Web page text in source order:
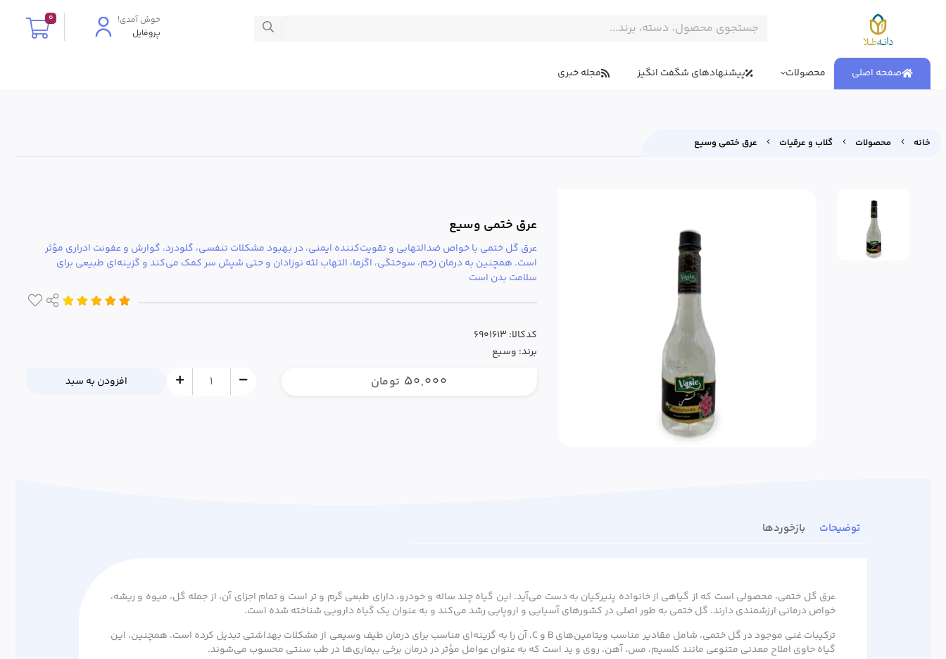
0
پروفایل
صفحه اصلی محصولات پیشنهادهای شگفت انگیز مجله خبری
خانه محصولات گلاب و عرقیات عرق ختمی وسیع
عرق ختمی وسیع
عرق گل ختمی با خواص ضدالتهابی و تقویت‌کننده ایمنی، در بهبود مشکلات تنفسی، گلودرد، گوارش و عفونت ادراری مؤثر
است. همچنین به درمان زخم، سوختگی، اگزما، التهاب لثه نوزادان و حتی شپش سر کمک می‌کند و گزینه‌ای طبیعی برای
سلامت بدن است
کدکالا:
برند: وسیع
50,000 تومان افزودن به سبد
توضیحات بازخوردها
عرق گل ختمی، محصولی است که از گیاهی از خانواده پنیرکیان به دست می‌آید. این گیاه چند ساله و خودرو، دارای طبعی گرم و تر است و تمام اجزای آن، از جمله گل، میوه و ریشه،
خواص درمانی ارزشمندی دارند. گل ختمی به طور اصلی در کشورهای آسیایی و اروپایی رشد می‌کند و به عنوان یک گیاه دارویی شناخته شده است.
ترکیبات غنی موجود در گل ختمی، شامل مقادیر مناسب ویتامین‌های B و C، آن را به گزینه‌ای مناسب برای درمان طیف وسیعی از مشکلات بهداشتی تبدیل کرده است. همچنین، این
گیاه حاوی املاح معدنی متنوعی مانند کلسیم، مس، آهن، روی و ید است که به عنوان عوامل مؤثر در درمان برخی بیماری‌ها در طب سنتی محسوب می‌شوند.